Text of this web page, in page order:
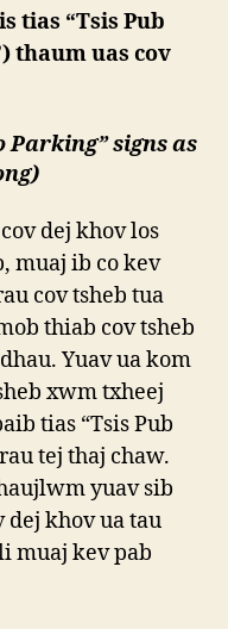
tias “Tsis Pub
thaum uas cov
signs as
dej khov los
muaj ib co kev
cov tsheb tua
thiab cov tsheb
Yuav ua kom
xwm txheej
tias “Tsis Pub
tej thaj chaw.
yuav sib
dej khov ua tau
muaj kev pab